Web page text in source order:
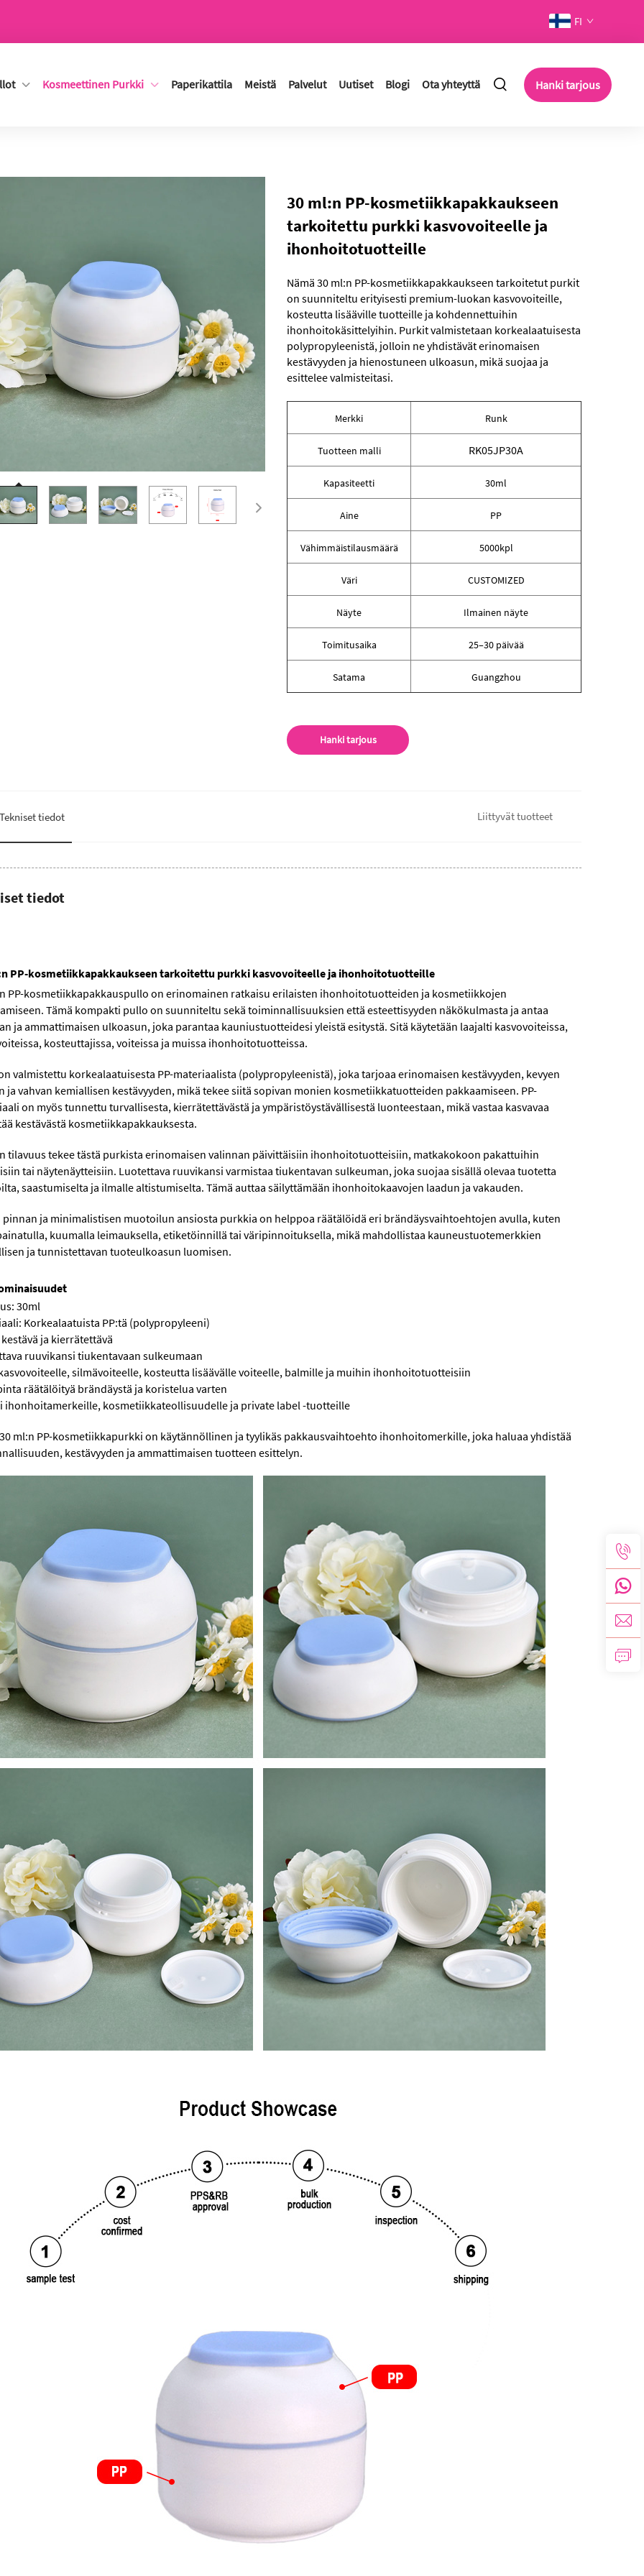
FI
Kosmeettinen Purkki Paperikattila Meistä Palvelut Uutiset Blogi Ota yhteyttä Hanki tarjous
30 ml:n PP-kosmetiikkapakkaukseen
tarkoitettu purkki kasvovoiteelle ja
ihonhoitotuotteille
Nämä 30 ml:n PP-kosmetiikkapakkaukseen tarkoitetut purkit
on suunniteltu erityisesti premium-luokan kasvovoiteille,
kosteutta lisääville tuotteille ja kohdennettuihin
ihonhoitokäsittelyihin. Purkit valmistetaan korkealaatuisesta
polypropyleenistä, jolloin ne yhdistävät erinomaisen
kestävyyden ja hienostuneen ulkoasun, mikä suojaa ja
esittelee valmisteitasi.
Merkki Runk
Tuotteen malli RK05JP30A
Kapasiteetti 30ml
Aine PP
Vähimmäistilausmäärä 5000kpl
Väri CUSTOMIZED
Näyte Ilmainen näyte
Toimitusaika 25–30 päivää
Satama Guangzhou
Hanki tarjous
Tekniset tiedot Liittyvät tuotteet
tiedot
PP-kosmetiikkapakkaukseen tarkoitettu purkki kasvovoiteelle ja ihonhoitotuotteille
PP-kosmetiikkapakkauspullo on erinomainen ratkaisu erilaisten ihonhoitotuotteiden ja kosmetiikkojen
Tämä kompakti pullo on suunniteltu sekä toiminnallisuuksien että esteettisyyden näkökulmasta ja antaa
ja ammattimaisen ulkoasun, joka parantaa kauniustuotteidesi yleistä esitystä. Sitä käytetään laajalti kasvovoiteissa,
kosteuttajissa, voiteissa ja muissa ihonhoitotuotteissa.
valmistettu korkealaatuisesta PP-materiaalista (polypropyleenistä), joka tarjoaa erinomaisen kestävyyden, kevyen
ja vahvan kemiallisen kestävyyden, mikä tekee siitä sopivan monien kosmetiikkatuotteiden pakkaamiseen. PP-
on myös tunnettu turvallisesta, kierrätettävästä ja ympäristöystävällisestä luonteestaan, mikä vastaa kasvavaa
kestävästä kosmetiikkapakkauksesta.
tilavuus tekee tästä purkista erinomaisen valinnan päivittäisiin ihonhoitotuotteisiin, matkakokoon pakattuihin
tai näytenäytteisiin. Luotettava ruuvikansi varmistaa tiukentavan sulkeuman, joka suojaa sisällä olevaa tuotetta
saastumiselta ja ilmalle altistumiselta. Tämä auttaa säilyttämään ihonhoitokaavojen laadun ja vakauden.
pinnan ja minimalistisen muotoilun ansiosta purkkia on helppoa räätälöidä eri brändäysvaihtoehtojen avulla, kuten
kuumalla leimauksella, etiketöinnillä tai väripinnoituksella, mikä mahdollistaa kauneustuotemerkkien
ja tunnistettavan tuoteulkoasun luomisen.
30ml
Korkealaatuista PP:tä (polypropyleeni)
kestävä ja kierrätettävä
ruuvikansi tiukentavaan sulkeumaan
silmävoiteelle, kosteutta lisäävälle voiteelle, balmille ja muihin ihonhoitotuotteisiin
räätälöityä brändäystä ja koristelua varten
ihonhoitamerkeille, kosmetiikkateollisuudelle ja private label -tuotteille
ml:n PP-kosmetiikkapurkki on käytännöllinen ja tyylikäs pakkausvaihtoehto ihonhoitomerkille, joka haluaa yhdistää
kestävyyden ja ammattimaisen tuotteen esittelyn.